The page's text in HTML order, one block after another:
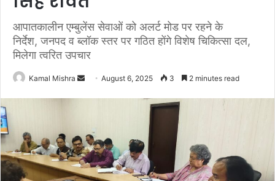
आपातकालीन एम्बुलेंस सेवाओं को अलर्ट मोड पर रहने के
निर्देश, जनपद व ब्लॉक स्तर पर गठित होंगे विशेष चिकित्सा दल,
मिलेगा त्वरित उपचार
Kamal Mishra
SendAugust 6, 2025 3 2 minutes read